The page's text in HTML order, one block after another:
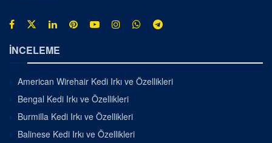
İNCELEME
American Wirehair Kedi Irkı ve Özellikleri
Bengal Kedi Irkı ve Özellikleri
Burmilla Kedi Irkı ve Özellikleri
Balinese Kedi Irkı ve Özellikleri